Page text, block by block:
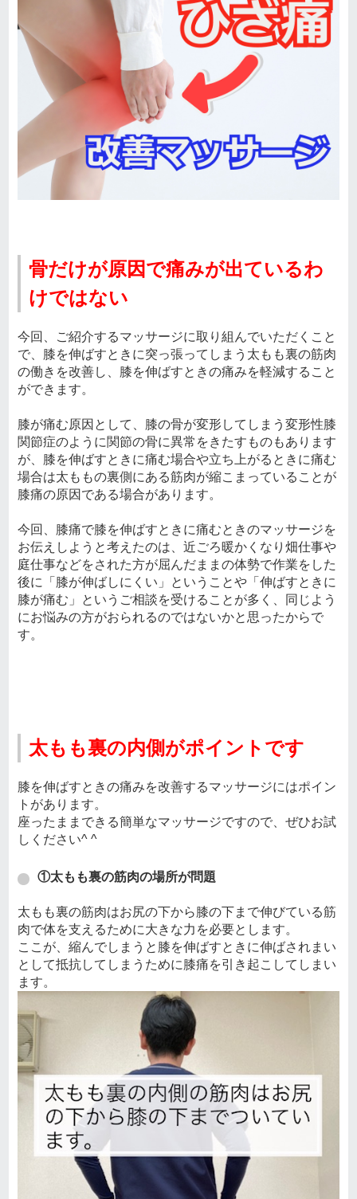
骨だけが原因で痛みが出ているわ
けではない
今回、ご紹介するマッサージに取り組んでいただくこと
で、膝を伸ばすときに突っ張ってしまう太もも裏の筋肉
の働きを改善し、膝を伸ばすときの痛みを軽減すること
ができます。
膝が痛む原因として、膝の骨が変形してしまう変形性膝
関節症のように関節の骨に異常をきたすものもあります
が、膝を伸ばすときに痛む場合や立ち上がるときに痛む
場合は太ももの裏側にある筋肉が縮こまっていることが
膝痛の原因である場合があります。
今回、膝痛で膝を伸ばすときに痛むときのマッサージを
お伝えしようと考えたのは、近ごろ暖かくなり畑仕事や
庭仕事などをされた方が屈んだままの体勢で作業をした
後に「膝が伸ばしにくい」ということや「伸ばすときに
膝が痛む」というご相談を受けることが多く、同じよう
にお悩みの方がおられるのではないかと思ったからで
す。
太もも裏の内側がポイントです
膝を伸ばすときの痛みを改善するマッサージにはポイン
トがあります。
座ったままできる簡単なマッサージですので、ぜひお試
しください^ ^
①太もも裏の筋肉の場所が問題
太もも裏の筋肉はお尻の下から膝の下まで伸びている筋
肉で体を支えるために大きな力を必要とします。
ここが、縮んでしまうと膝を伸ばすときに伸ばされまい
として抵抗してしまうために膝痛を引き起こしてしまい
ます。